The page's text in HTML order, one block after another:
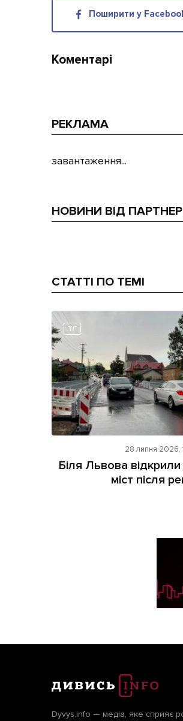
Поширити у
Коментарі
РЕКЛАМА
завантаження...
НОВИНИ ВІД
СТАТТІ ПО ТЕМІ
ТГ
28 липня 2026,
Біля Львова
міст після
Dyvys.info — медіа, яке сприяє